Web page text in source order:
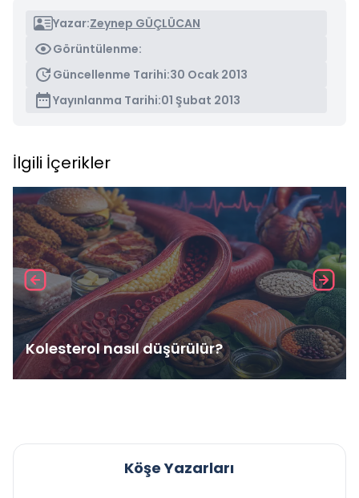
Yazar:Zeynep GÜÇLÜCAN
Görüntülenme:
Güncellenme Tarihi:30 Ocak 2013
Yayınlanma Tarihi:01 Şubat 2013
İlgili İçerikler
Kolesterol nasıl düşürülür?
Köşe Yazarları